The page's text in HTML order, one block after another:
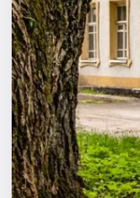
Города
Площадки
Артисты
Рейтинги